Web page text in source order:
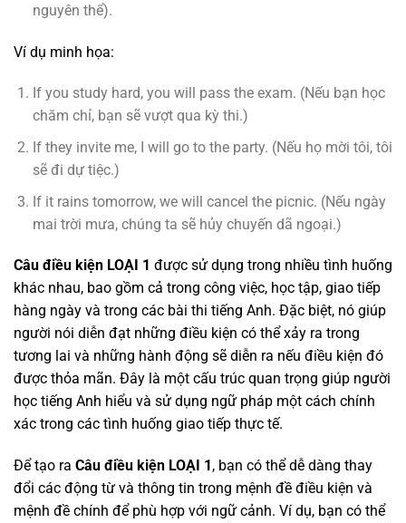
nguyên thể).
Ví dụ minh họa:
If you study hard, you will pass the exam. (Nếu bạn học
chăm chỉ, bạn sẽ vượt qua kỳ thi.)
If they invite me, I will go to the party. (Nếu họ mời tôi, tôi
sẽ đi dự tiệc.)
If it rains tomorrow, we will cancel the picnic. (Nếu ngày
mai trời mưa, chúng ta sẽ hủy chuyến dã ngoại.)
Câu điều kiện LOẠI 1 được sử dụng trong nhiều tình huống
khác nhau, bao gồm cả trong công việc, học tập, giao tiếp
hàng ngày và trong các bài thi tiếng Anh. Đặc biệt, nó giúp
người nói diễn đạt những điều kiện có thể xảy ra trong
tương lai và những hành động sẽ diễn ra nếu điều kiện đó
được thỏa mãn. Đây là một cấu trúc quan trọng giúp người
học tiếng Anh hiểu và sử dụng ngữ pháp một cách chính
xác trong các tình huống giao tiếp thực tế.
Để tạo ra Câu điều kiện LOẠI 1, bạn có thể dễ dàng thay
đổi các động từ và thông tin trong mệnh đề điều kiện và
mệnh đề chính để phù hợp với ngữ cảnh. Ví dụ, bạn có thể